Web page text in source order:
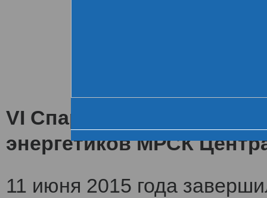
VI Спартакиада
энергетиков МРСК
11 июня 2015 года